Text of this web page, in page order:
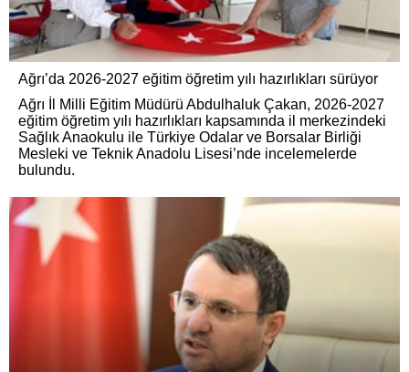
Ağrı’da 2026-2027 eğitim öğretim yılı hazırlıkları sürüyor
Ağrı İl Milli Eğitim Müdürü Abdulhaluk Çakan, 2026-2027
eğitim öğretim yılı hazırlıkları kapsamında il merkezindeki
Sağlık Anaokulu ile Türkiye Odalar ve Borsalar Birliği
Mesleki ve Teknik Anadolu Lisesi’nde incelemelerde
bulundu.